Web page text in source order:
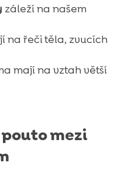
záleží na našem
na řeči těla, zvucích
mají na vztah větší
mezi